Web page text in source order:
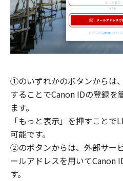
①のいずれかのボタンからは
することでCanon IDの登録を
ます。
「もっと表示」を押すこと
可能です。
②のボタンからは、外部サー
ールアドレスを用いてCanon
す。